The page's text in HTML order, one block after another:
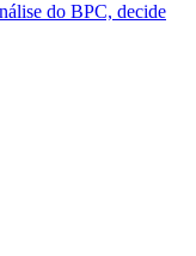
do BPC, decide